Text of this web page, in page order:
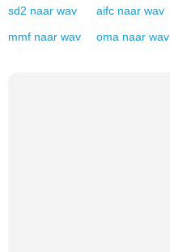
sd2 naar wav aifc naar wav
mmf naar wav oma naar wav